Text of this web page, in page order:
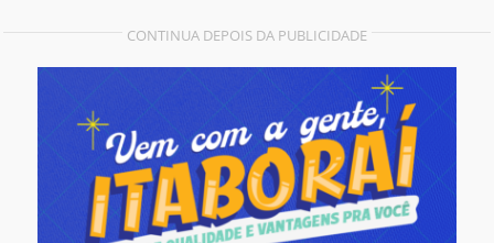
CONTINUA DEPOIS DA PUBLICIDADE